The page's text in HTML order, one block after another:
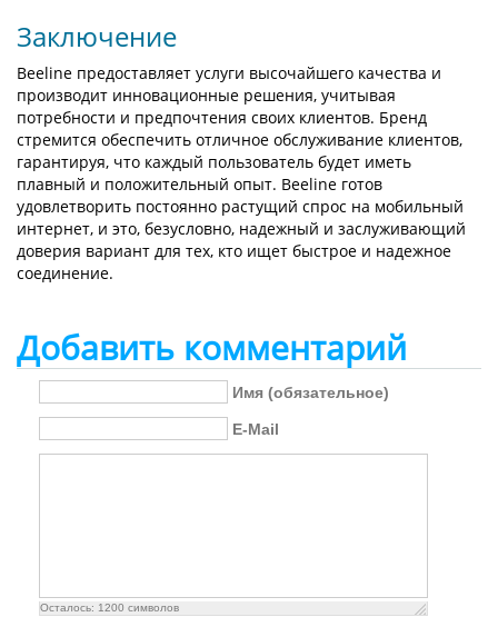
Заключение
Beeline предоставляет услуги высочайшего качества и
производит инновационные решения, учитывая
потребности и предпочтения своих клиентов. Бренд
стремится обеспечить отличное обслуживание клиентов,
гарантируя, что каждый пользователь будет иметь
плавный и положительный опыт. Beeline готов
удовлетворить постоянно растущий спрос на мобильный
интернет, и это, безусловно, надежный и заслуживающий
доверия вариант для тех, кто ищет быстрое и надежное
соединение.
Добавить комментарий
Имя (обязательное)
E-Mail
Осталось: 1200 символов